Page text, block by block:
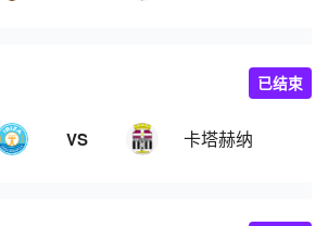
VS 卡塔赫纳
已结束